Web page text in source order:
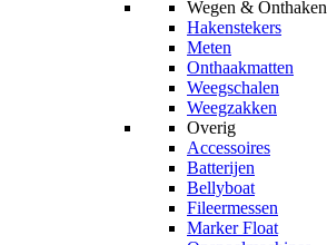
Wegen & Onthaken
Hakenstekers
Meten
Onthaakmatten
Weegschalen
Weegzakken
Overig
Accessoires
Batterijen
Bellyboat
Fileermessen
Marker Float